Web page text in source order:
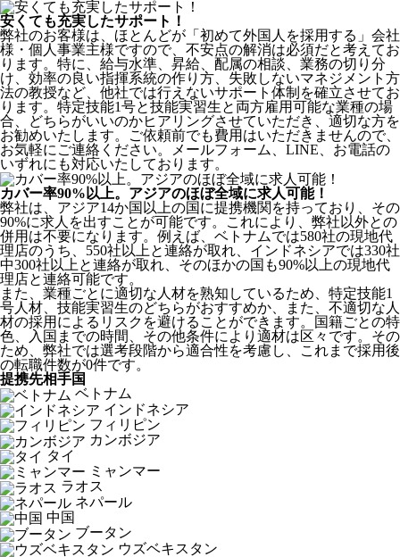
安くても充実したサポート！
弊社のお客様は、ほとんどが 「初めて外国人を採用する」 会社
様・個人事業主様ですので、不安点の解消は必須だと考えてお
ります。特に、給与水準、昇給、配属の相談、業務の切り分
け、効率の良い指揮系統の作り方、失敗しないマネジメント方
法の教授など、 他社では行えないサポート体制 を確立させてお
ります。特定技能1号と技能実習生と両方雇用可能な業種の場
合、どちらがいいのかヒアリングさせていただき、適切な方を
お勧めいたします。ご依頼前でも費用はいただきませんので、
お気軽にご連絡ください。メールフォーム、LINE、お電話の
いずれにも対応いたしております。
カバー率90%以上。アジアのほぼ全域に求人可能！
弊社は、 アジア14か国以上の国に提携機関を持っており、その
90%に求人を出すことが可能です。これにより、弊社以外との
併用は不要になります。例えば、ベトナムでは580社の現地代
理店のうち、550社以上と連絡が取れ、インドネシアでは330社
中300社以上と連絡が取れ、そのほかの国も90%以上の現地代
理店と連絡可能です。
また、業種ごとに適切な人材を熟知しているため、特定技能1
号人材、技能実習生のどちらがおすすめか、また、不適切な人
材の採用によるリスクを避けることができます。国籍ごとの特
色、入国までの時間、その他条件により適材は区々です。その
ため、弊社では選考段階から適合性を考慮し、これまで採用後
の転職件数が0件です。
提携先相手国
ベトナム
インドネシア
フィリピン
カンボジア
タイ
ミャンマー
ラオス
ネパール
中国
ブータン
ウズベキスタン